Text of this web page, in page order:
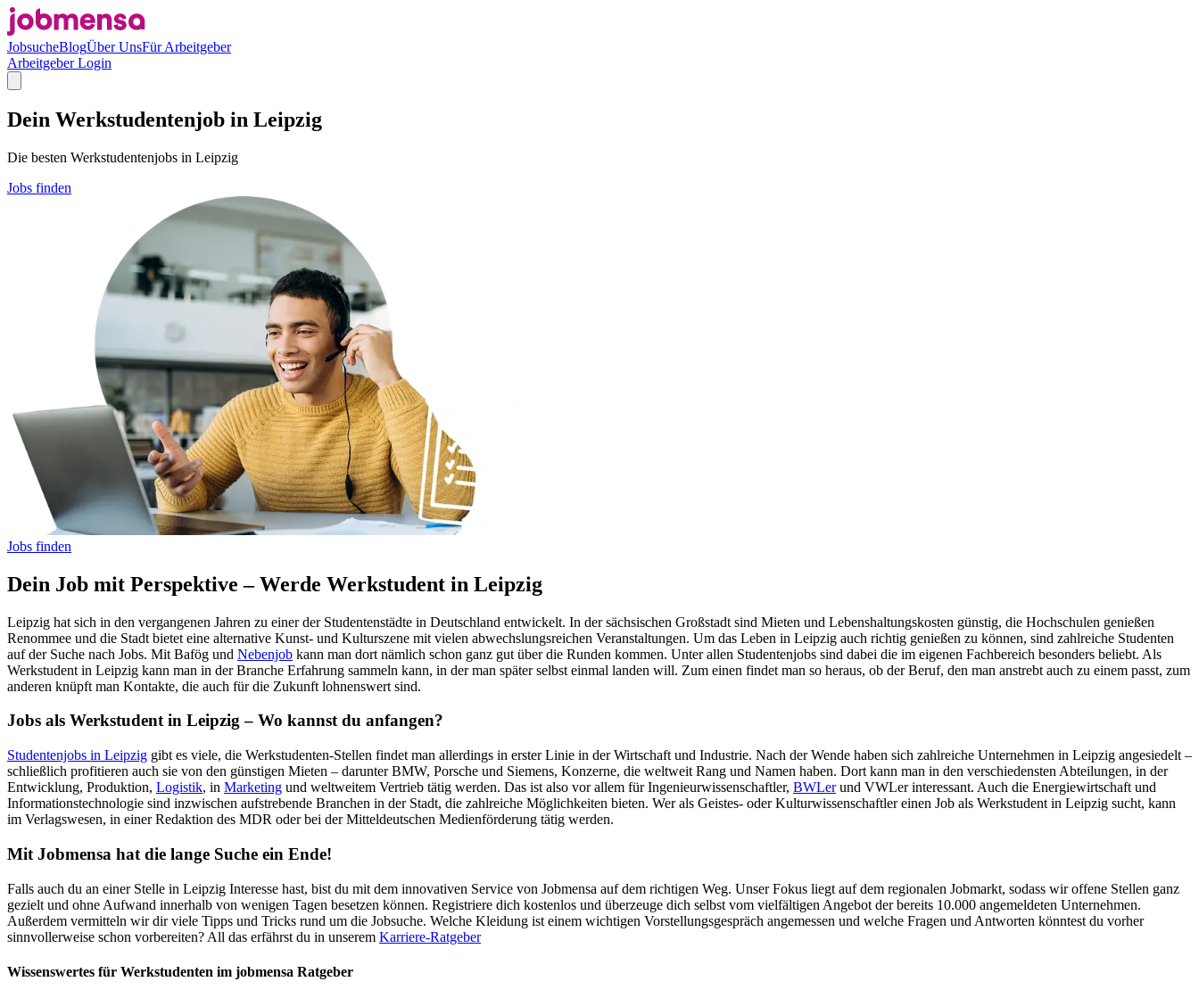
JobsucheBlogÜber UnsFür Arbeitgeber
Arbeitgeber Login
Dein Werkstudentenjob in Leipzig
Die besten Werkstudentenjobs in Leipzig
Jobs finden
Jobs finden
Dein Job mit Perspektive – Werde Werkstudent in Leipzig
Leipzig hat sich in den vergangenen Jahren zu einer der Studentenstädte in Deutschland entwickelt. In der sächsischen Großstadt sind Mieten und Lebenshaltungskosten günstig, die Hochschulen genießen
Renommee und die Stadt bietet eine alternative Kunst- und Kulturszene mit vielen abwechslungsreichen Veranstaltungen. Um das Leben in Leipzig auch richtig genießen zu können, sind zahlreiche Studenten
auf der Suche nach Jobs. Mit Bafög und Nebenjob kann man dort nämlich schon ganz gut über die Runden kommen. Unter allen Studentenjobs sind dabei die im eigenen Fachbereich besonders beliebt. Als
Werkstudent in Leipzig kann man in der Branche Erfahrung sammeln kann, in der man später selbst einmal landen will. Zum einen findet man so heraus, ob der Beruf, den man anstrebt auch zu einem passt, zum
anderen knüpft man Kontakte, die auch für die Zukunft lohnenswert sind.
Jobs als Werkstudent in Leipzig – Wo kannst du anfangen?
Studentenjobs in Leipzig gibt es viele, die Werkstudenten-Stellen findet man allerdings in erster Linie in der Wirtschaft und Industrie. Nach der Wende haben sich zahlreiche Unternehmen in Leipzig angesiedelt –
schließlich profitieren auch sie von den günstigen Mieten – darunter BMW, Porsche und Siemens, Konzerne, die weltweit Rang und Namen haben. Dort kann man in den verschiedensten Abteilungen, in der
Entwicklung, Produktion, Logistik, in Marketing und weltweitem Vertrieb tätig werden. Das ist also vor allem für Ingenieurwissenschaftler, BWLerund VWLer interessant. Auch die Energiewirtschaft und
Informationstechnologie sind inzwischen aufstrebende Branchen in der Stadt, die zahlreiche Möglichkeiten bieten. Wer als Geistes- oder Kulturwissenschaftler einen Job als Werkstudent in Leipzig sucht, kann
im Verlagswesen, in einer Redaktion des MDR oder bei der Mitteldeutschen Medienförderung tätig werden.
Mit Jobmensa hat die lange Suche ein Ende!
Falls auch du an einer Stelle in Leipzig Interesse hast, bist du mit dem innovativen Service von Jobmensa auf dem richtigen Weg. Unser Fokus liegt auf dem regionalen Jobmarkt, sodass wir offene Stellen ganz
gezielt und ohne Aufwand innerhalb von wenigen Tagen besetzen können. Registriere dich kostenlos und überzeuge dich selbst vom vielfältigen Angebot der bereits 10.000 angemeldeten Unternehmen.
Außerdem vermitteln wir dir viele Tipps und Tricks rund um die Jobsuche. Welche Kleidung ist einem wichtigen Vorstellungsgespräch angemessen und welche Fragen und Antworten könntest du vorher
sinnvollerweise schon vorbereiten? All das erfährst du in unserem Karriere-Ratgeber
Wissenswertes für Werkstudenten im jobmensa Ratgeber